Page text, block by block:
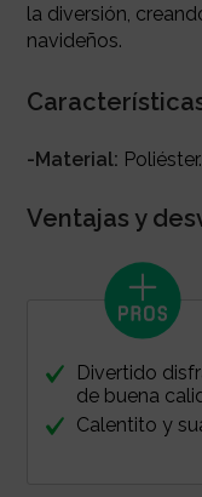
la diversión,
navideños.
-Material: Poliéster.
Ventajas y
Divertido
de buena
Calentito y